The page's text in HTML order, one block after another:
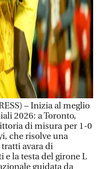
– Inizia al meglio
2026: a Toronto,
di misura per 1-0
che risolve una
avara di
la testa del girone L
guidata da